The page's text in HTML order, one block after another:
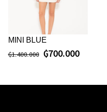
MINI BLUE
₲1.400.000 ₲700.000